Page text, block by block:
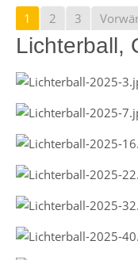
1 2 3
Lichterball,